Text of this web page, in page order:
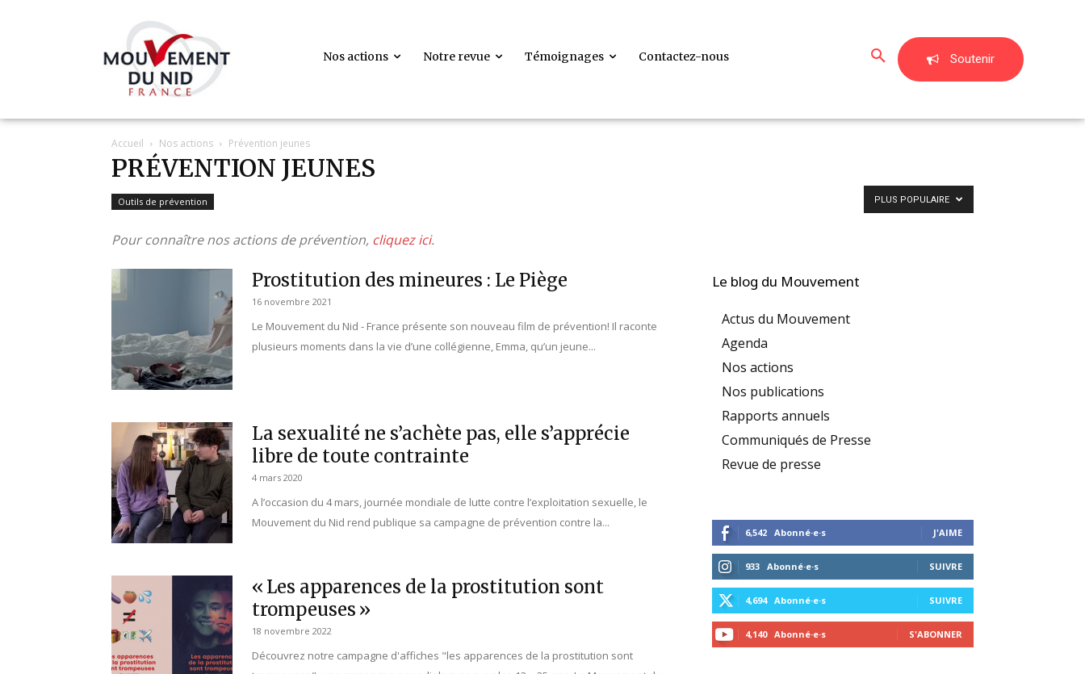
Soutenir
Nos actions Notre revue Témoignages Contactez-nous
Accueil Nos actions Prévention jeunes
PRÉVENTION JEUNES
Outils de prévention
Pour connaître nos actions de prévention, cliquez ici.
PLUS POPULAIRE
Prostitution des mineures : Le Piège
16 novembre 2021
Le Mouvement du Nid - France présente son nouveau film de prévention! Il raconte
plusieurs moments dans la vie d’une collégienne, Emma, qu’un jeune...
La sexualité ne s’achète pas, elle s’apprécie
libre de toute contrainte
4 mars 2020
A l’occasion du 4 mars, journée mondiale de lutte contre l’exploitation sexuelle, le
Mouvement du Nid rend publique sa campagne de prévention contre la...
« Les apparences de la prostitution sont
trompeuses »
18 novembre 2022
Découvrez notre campagne d'affiches "les apparences de la prostitution sont
Le blog du Mouvement
Actus du Mouvement
Agenda
Nos actions
Nos publications
Rapports annuels
Communiqués de Presse
Revue de presse
6,542 Abonné·e·s J'AIME
933 Abonné·e·s SUIVRE
4,694 Abonné·e·s SUIVRE
4,140 Abonné·e·s S'ABONNER